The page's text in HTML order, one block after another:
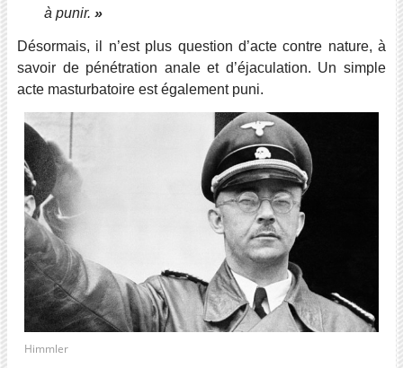
à punir. »
Désormais, il n’est plus question d’acte contre nature, à
savoir de pénétration anale et d’éjaculation. Un simple
acte masturbatoire est également puni.
Himmler